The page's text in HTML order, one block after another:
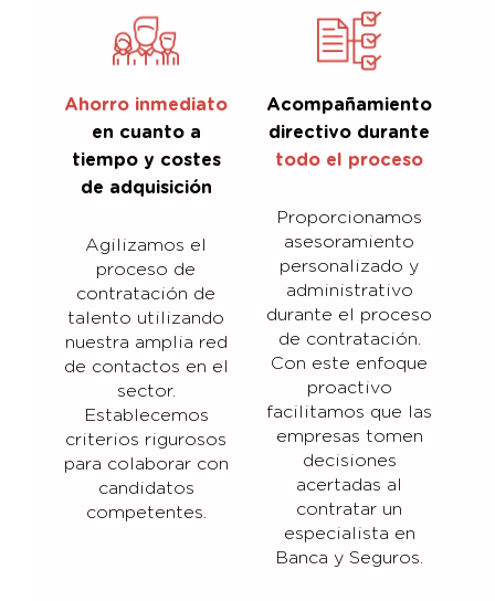
Ahorro inmediato
en cuanto a
tiempo y costes
de adquisición
Agilizamos el
proceso de
contratación de
talento utilizando
nuestra amplia red
de contactos en el
sector.
Establecemos
criterios rigurosos
para colaborar con
candidatos
competentes.
Acompañamiento
directivo durante
todo el proceso
Proporcionamos
asesoramiento
personalizado y
administrativo
durante el proceso
de contratación.
Con este enfoque
proactivo
facilitamos que las
empresas tomen
decisiones
acertadas al
contratar un
especialista en
Banca y Seguros.